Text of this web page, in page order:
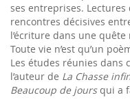
ses entreprises. Lectures
rencontres décisives
l’écriture dans une
Toute vie n’est qu’un
Les études réunies dans
l’auteur de La Chasse
Beaucoup de joursqui a